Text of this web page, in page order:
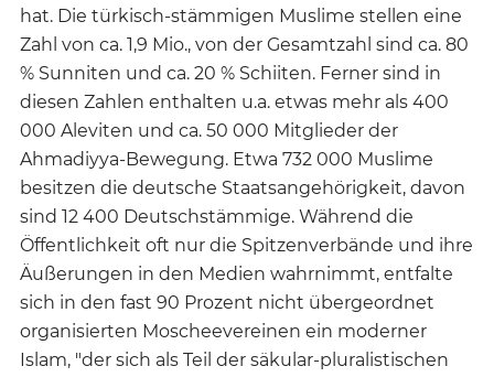
hat. Die türkisch-stämmigen Muslime stellen eine
Zahl von ca. 1,9 Mio., von der Gesamtzahl sind ca. 80
% Sunniten und ca. 20 % Schiiten. Ferner sind in
diesen Zahlen enthalten u.a. etwas mehr als 400
000 Aleviten und ca. 50 000 Mitglieder der
Ahmadiyya-Bewegung. Etwa 732 000 Muslime
besitzen die deutsche Staatsangehörigkeit, davon
sind 12 400 Deutschstämmige. Während die
Öffentlichkeit oft nur die Spitzenverbände und ihre
Äußerungen in den Medien wahrnimmt, entfalte
sich in den fast 90 Prozent nicht übergeordnet
organisierten Moscheevereinen ein moderner
Islam, "der sich als Teil der säkular-pluralistischen